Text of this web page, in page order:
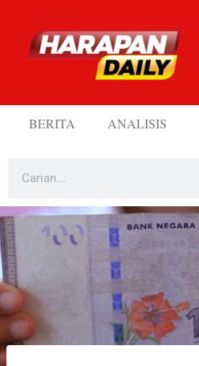
BERITA ANALISIS